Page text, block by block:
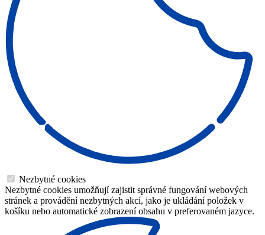
Nezbytné cookies
Nezbytné cookies umožňují zajistit správné fungování webových
stránek a provádění nezbytných akcí, jako je ukládání položek v
košíku nebo automatické zobrazení obsahu v preferovaném jazyce.